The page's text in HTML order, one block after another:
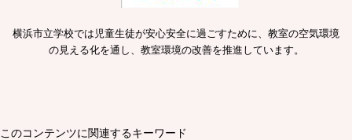
横浜市立学校では児童生徒が安心安全に過ごすために、教室の空気環境
の見える化を通し、教室環境の改善を推進しています。
このコンテンツに関連するキーワード